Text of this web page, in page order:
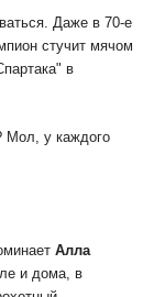
Даже в 70-е
стучит мячом
в
Мол, у каждого
Алла
и дома, в